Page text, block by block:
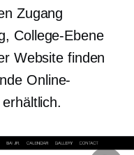
Zugang
College-Ebene
Website finden
Online-